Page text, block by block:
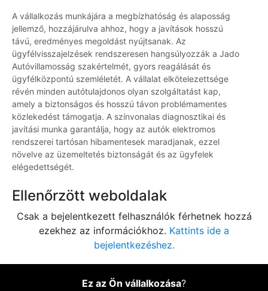
A vállalkozás munkájára a megbízhatóság és alaposság
jellemző, hozzájárulva ahhoz, hogy a javítások hosszú
távú, eredményes megoldást nyújtsanak. Az
ügyfélvisszajelzések rendszeresen hangsúlyozzák a Jado
Autóvillamosság szakértelmét, gyors reagálását és
ügyfélközpontú szemléletét. A vállalat elkötelezettsége
révén minden autótulajdonos olyan szolgáltatást kap,
amely a biztonságos és hosszú távon problémamentes
közlekedést támogatja. A színvonalas diagnosztikai és
javítási munka garantálja, hogy az autók elektromos
rendszerei tartósan hibamentesek maradjanak, ezzel
növelve az üzemeltetés biztonságát és az ügyfelek
elégedettségét.
Ellenőrzött weboldalak
Csak a bejelentkezett felhasználók férhetnek hozzá
ezekhez az információkhoz. Kattints ide a
bejelentkezéshez.
Ez az Ön vállalkozása?